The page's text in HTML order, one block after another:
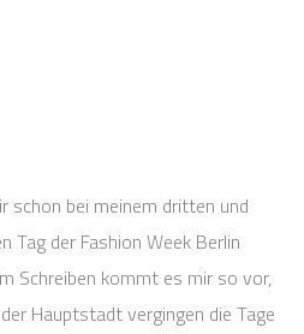
schon bei meinem dritten und
der Fashion Week Berlin
Schreiben kommt es mir so vor,
Hauptstadt vergingen die Tage